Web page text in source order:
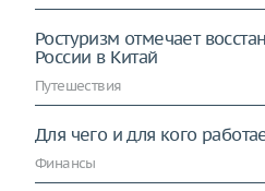
Ростуризм отмечает
России в Китай
Путешествия
Для чего и для кого
Финансы